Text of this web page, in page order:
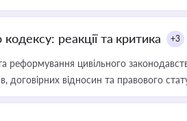
реакції та критика +3
реформування цивільного
відносин та правового